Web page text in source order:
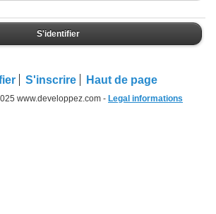
S'identifier
S'inscrire Haut de page
www.developpez.com - Legal informations